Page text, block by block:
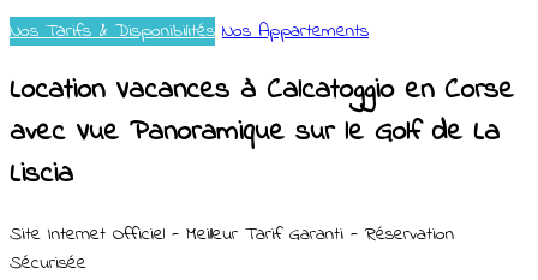
Nos Tarifs & Disponibilités Nos Appartements
Location Vacances à Calcatoggio en Corse
avec Vue Panoramique sur le Golf de La
Liscia
Site Internet Officiel - Meilleur Tarif Garanti - Réservation
Sécurisée